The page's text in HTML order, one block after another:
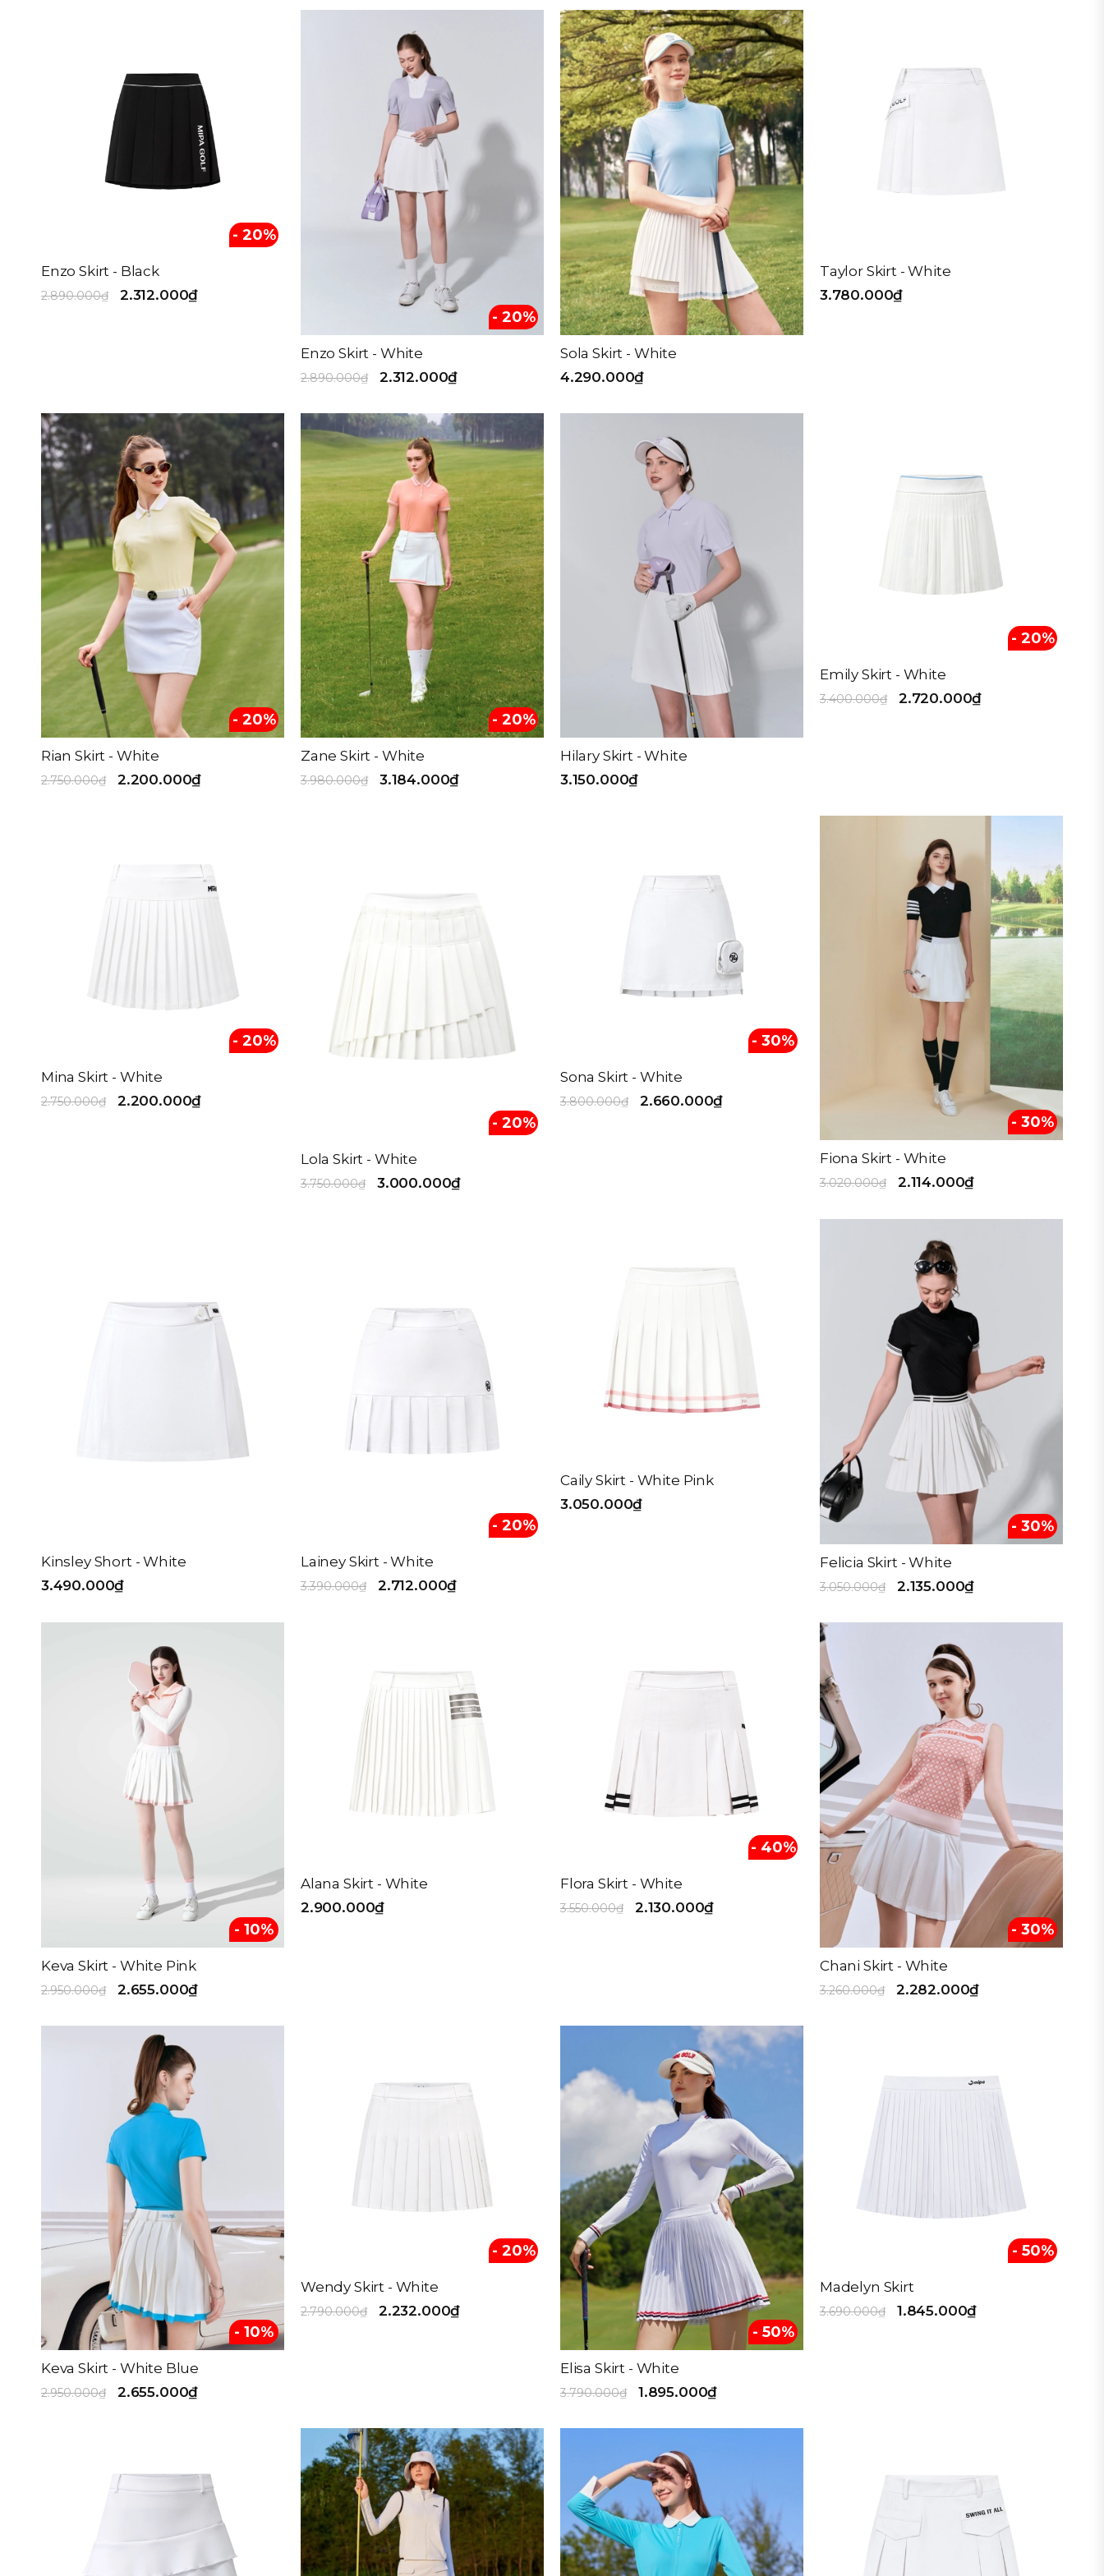
đến
Kích cỡ
Freesize 80
85 90
95
105
Loại sản phẩm
QUẦN SHORT
CHÂN VÁY
- 20%
Enzo Skirt - Black
2.890.000₫ 2.312.000₫
- 20%
Enzo Skirt - White
2.890.000₫ 2.312.000₫
Sola Skirt - White
4.290.000₫
Taylor Skirt - White
3.780.000₫
- 20%
Rian Skirt - White
2.750.000₫ 2.200.000₫
- 20%
Zane Skirt - White
3.980.000₫ 3.184.000₫
Hilary Skirt - White
3.150.000₫
- 20%
Emily Skirt - White
3.400.000₫ 2.720.000₫
- 20%
Mina Skirt - White
2.750.000₫ 2.200.000₫
- 20%
Lola Skirt - White
3.750.000₫ 3.000.000₫
- 30%
Sona Skirt - White
3.800.000₫ 2.660.000₫
- 30%
Fiona Skirt - White
3.020.000₫ 2.114.000₫
Kinsley Short - White
3.490.000₫
- 20%
Lainey Skirt - White
3.390.000₫ 2.712.000₫
Caily Skirt - White Pink
3.050.000₫
- 30%
Felicia Skirt - White
3.050.000₫ 2.135.000₫
- 10%
Keva Skirt - White Pink
2.950.000₫ 2.655.000₫
Alana Skirt - White
2.900.000₫
- 40%
Flora Skirt - White
3.550.000₫ 2.130.000₫
- 30%
Chani Skirt - White
3.260.000₫ 2.282.000₫
- 10%
Keva Skirt - White Blue
2.950.000₫ 2.655.000₫
- 20%
Wendy Skirt - White
2.790.000₫ 2.232.000₫
- 50%
Elisa Skirt - White
3.790.000₫ 1.895.000₫
- 50%
Madelyn Skirt
3.690.000₫ 1.845.000₫